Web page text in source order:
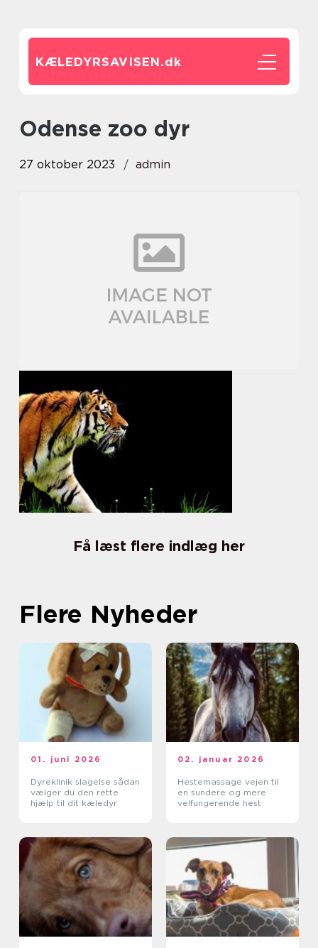
KÆLEDYRSAVISEN.dk
odense zoo dyr
27 oktober 2023 admin
Få læst flere indlæg her
Flere Nyheder
01. juni 2026
Dyreklinik slagelse sådan
vælger du den rette
hjælp til dit kæledyr
02. januar 2026
Hestemassage vejen til
en sundere og mere
velfungerende hest